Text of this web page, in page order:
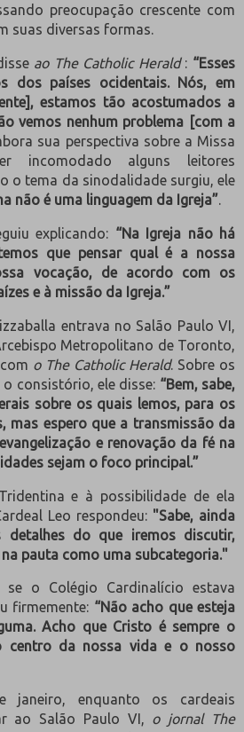
preocupação crescente com
suas diversas formas.
ao The Catholic Herald: “Esses
dos países ocidentais. Nós, em
estamos tão acostumados a
vemos nenhum problema [com a
sua perspectiva sobre a Missa
incomodado alguns leitores
o tema da sinodalidade surgiu, ele
não é uma linguagem da Igreja”.
explicando: “Na Igreja não há
que pensar qual é a nossa
vocação, de acordo com os
e à missão da Igreja.”
entrava no Salão Paulo VI,
Metropolitano de Toronto,
o The Catholic Herald. Sobre os
consistório, ele disse: “Bem, sabe,
sobre os quais lemos, para os
mas espero que a transmissão da
e renovação da fé na
sejam o foco principal.”
e à possibilidade de ela
Leo respondeu: "Sabe, ainda
do que iremos discutir,
pauta como uma subcategoria."
se o Colégio Cardinalício estava
firmemente: “Não acho que esteja
Acho que Cristo é sempre o
centro da nossa vida e o nosso
enquanto os cardeais
ao Salão Paulo VI, o jornal The